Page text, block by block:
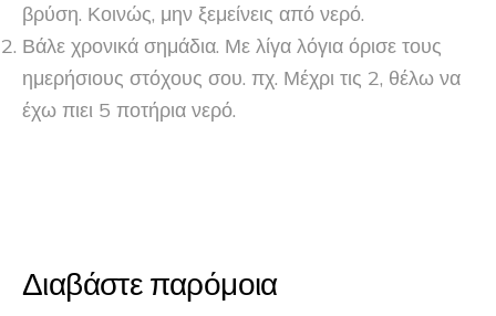
βρύση. Κοινώς, μην ξεμείνεις από νερό.
Βάλε χρονικά σημάδια. Με λίγα λόγια όρισε τους
ημερήσιους στόχους σου. πχ. Μέχρι τις 2, θέλω να
έχω πιει 5 ποτήρια νερό.
Διαβάστε παρόμοια